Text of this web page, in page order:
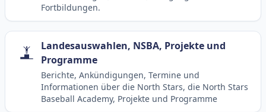
Fortbildungen.
Landesauswahlen, NSBA, Projekte und
Programme
Berichte, Ankündigungen, Termine und
Informationen über die North Stars, die North Stars
Baseball Academy, Projekte und Programme